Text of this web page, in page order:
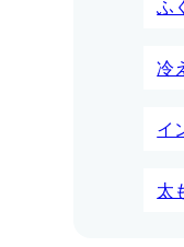
ふ
冷
イ
太